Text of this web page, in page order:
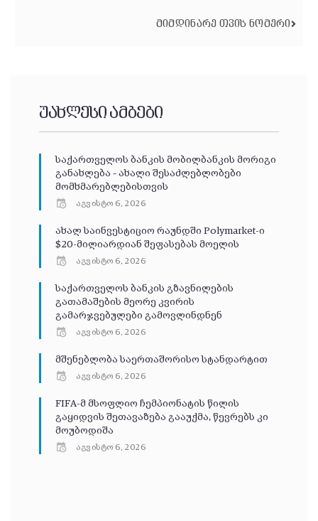
ᲛᲘᲛᲓᲘᲜᲐᲠᲔ ᲗᲕᲘᲡ ᲜᲝᲛᲔᲠᲘ
უახლესი ამბები
საქართველოს ბანკის მობილბანკის მორიგი
განახლება – ახალი შესაძლებლობები
მომხმარებლებისთვის
აგვისტო 6, 2026
ახალ საინვესტიციო რაუნდში Polymarket-ი
$20-მილიარდიან შეფასებას მოელის
აგვისტო 6, 2026
საქართველოს ბანკის გზავნილების
გათამაშების მეორე კვირის
გამარჯვებულები გამოვლინდნენ
აგვისტო 6, 2026
მშენებლობა საერთაშორისო სტანდარტით
აგვისტო 6, 2026
FIFA-მ მსოფლიო ჩემპიონატის წილის
გაყიდვის შეთავაზება გააუქმა, წევრებს კი
მოუბოდიშა
აგვისტო 6, 2026